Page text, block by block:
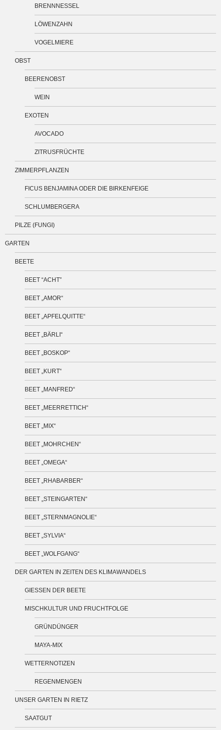
BRENNNESSEL
LÖWENZAHN
VOGELMIERE
OBST
BEERENOBST
WEIN
EXOTEN
AVOCADO
ZITRUSFRÜCHTE
ZIMMERPFLANZEN
FICUS BENJAMINA ODER DIE BIRKENFEIGE
SCHLUMBERGERA
PILZE (FUNGI)
GARTEN
BEETE
BEET “ACHT”
BEET „AMOR“
BEET „APFELQUITTE“
BEET „BÄRLI“
BEET „BOSKOP“
BEET „KURT“
BEET „MANFRED“
BEET „MEERRETTICH“
BEET „MIX“
BEET „MOHRCHEN“
BEET „OMEGA“
BEET „RHABARBER“
BEET „STEINGARTEN“
BEET „STERNMAGNOLIE“
BEET „SYLVIA“
BEET „WOLFGANG“
DER GARTEN IN ZEITEN DES KLIMAWANDELS
GIESSEN DER BEETE
MISCHKULTUR UND FRUCHTFOLGE
GRÜNDÜNGER
MAYA-MIX
WETTERNOTIZEN
REGENMENGEN
UNSER GARTEN IN RIETZ
SAATGUT